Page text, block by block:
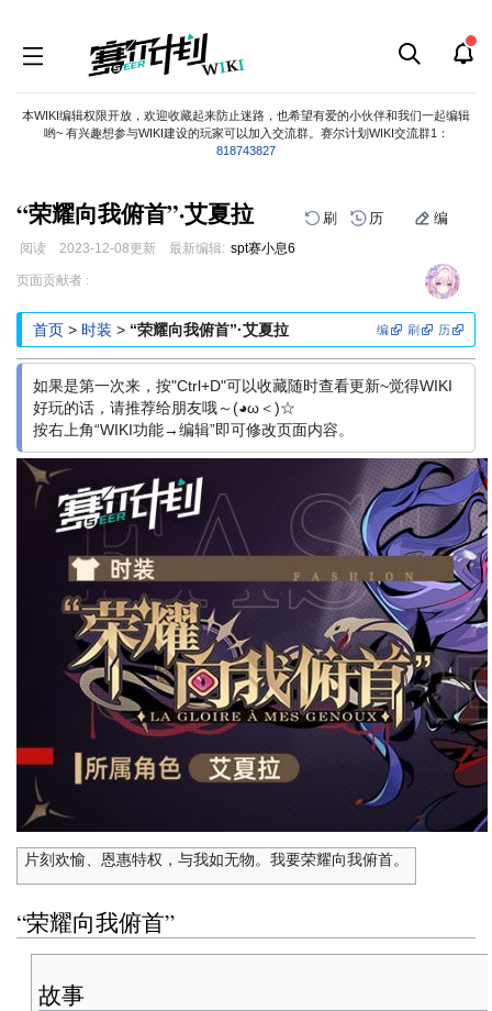
本WIKI编辑权限开放，欢迎收藏起来防止迷路，也希望有爱的小伙伴和我们一起编辑
哟~ 有兴趣想参与WIKI建设的玩家可以加入交流群。赛尔计划WIKI交流群1：
818743827
“荣耀向我俯首”·艾夏拉 刷 历 编
阅读 2023-12-08更新 最新编辑: spt赛小息6
跳
导
跳
搜
页面贡献者 :
编 刷 历
首页 > 时装 > “荣耀向我俯首”·艾夏拉
如果是第一次来，按"Ctrl+D"可以收藏随时查看更新~觉得WIKI
好玩的话，请推荐给朋友哦～(◕ω＜)☆
按右上角“WIKI功能→编辑”即可修改页面内容。
片刻欢愉、恩惠特权，与我如无物。我要荣耀向我俯首。
“荣耀向我俯首”
故事